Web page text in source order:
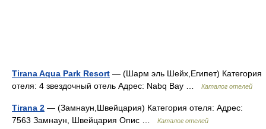
Tirana Aqua Park Resort — (Шарм эль Шейх,Египет) Категория
отеля: 4 звездочный отель Адрес: Nabq Bay …
Каталог отелей
Tirana 2 — (Замнаун,Швейцария) Категория отеля: Адрес:
7563 Замнаун, Швейцария Опис …
Каталог отелей